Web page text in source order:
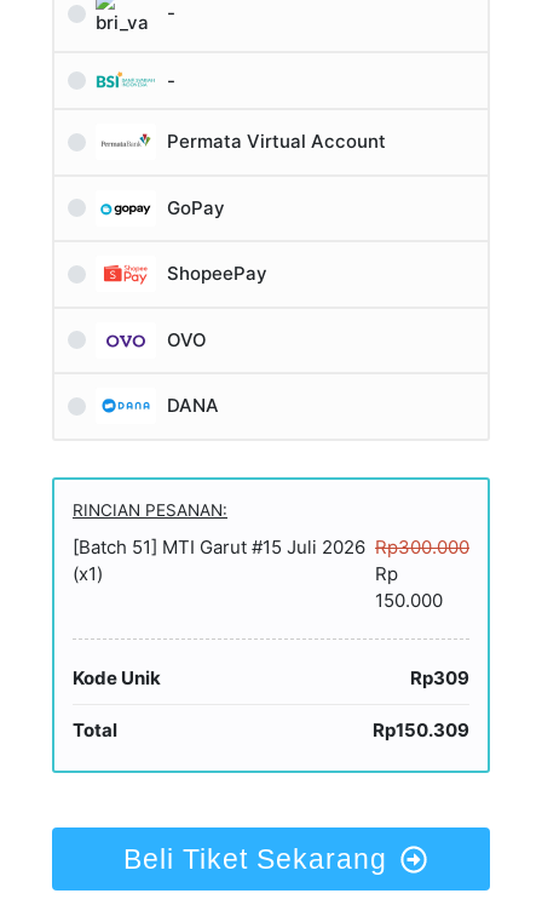
-
-
Permata Virtual Account
GoPay
ShopeePay
OVO
DANA
RINCIAN PESANAN:
[Batch 51] MTI Garut #15 Juli 2026
(x1)
Rp300.000
Rp
150.000
Kode Unik Rp309
Total Rp150.309
Beli Tiket Sekarang